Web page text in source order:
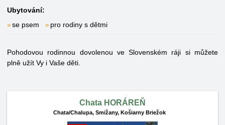
Ubytování:
se psem
pro rodiny s dětmi
Pohodovou rodinnou dovolenou ve Slovenském ráji si můžete
plně užít Vy i Vaše děti.
Chata HORÁREŇ
Chata/Chalupa, Smižany, Košiarny Briežok